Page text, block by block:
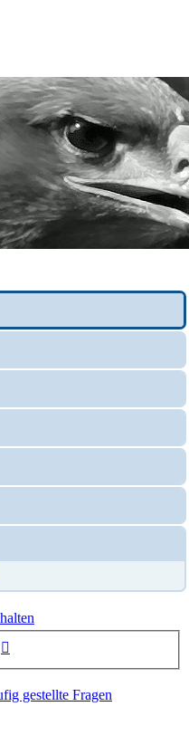
gestellte Fragen